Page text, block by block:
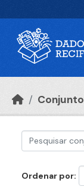
Ordenar por